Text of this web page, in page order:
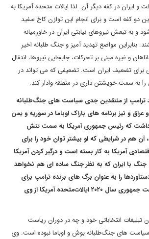
و ایران در کفه دیگر آن. لذا ایالات متحده آمریکا به
دو کفه است و برای انجام این توازن کاخ سفید
و به تبعش نیروهای نیابتی ایران در خاورمیانه
بنابراین مواضع تهدید آمیز و جنگ طلبانه اخیر
و غیره مبنی بر تحرکات، جابجایی نیروها، انتقال
برای تضعیف ایران است. تضعیفی که می تواند در
را به سمت خویشتن داری در منطقه وادار کند.
ترامپ از منتقدین جدی سیاست های جنگ‌طلبانه
و نیز برنامه های باراک اوباما در سوریه و یمن
داشت که رئیس جمهوری آمریکا به سمت تنش
آن هم در شرایطی که او بیشتر توان خود را برای
آمریکا به کار بسته است و درگیر کردن آمریکا
با ایران که به نظر جنگ ساده ای هم نخواهد
را به عنوان برگ های برنده ترامپ برای
پیروزی در انتخابات ریاست جمهوری سال ۲۰۲۰ ایالات‌متحده آمریکا از وی
تبلیغات انتخاباتی خود و چه در دوران ریاست
های جنگ‌طلبانه بوش و اوباما نبوده است. وی